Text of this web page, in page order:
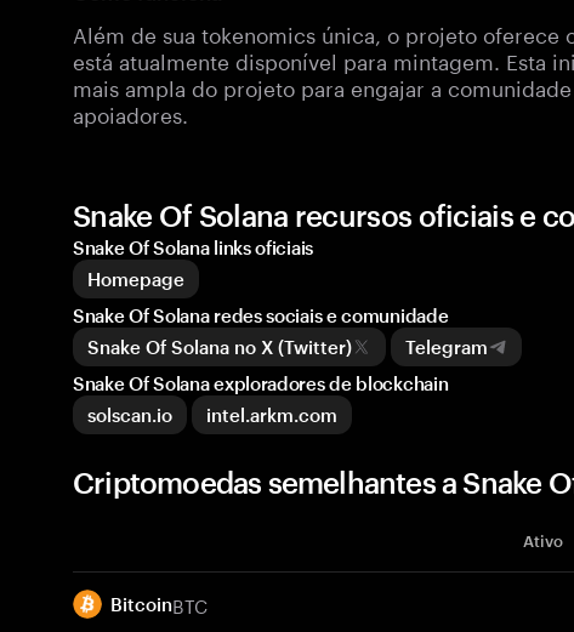
Além de sua tokenomics única, o projeto oferece
está atualmente disponível para mintagem. Esta
mais ampla do projeto para engajar a
apoiadores.
Snake Of Solana recursos oficiais e
Snake Of Solana links oficiais
Homepage
Snake Of Solana redes sociais e comunidade
Snake Of Solana no X (Twitter)
Telegram
Snake Of Solana exploradores de blockchain
solscan.io
intel.arkm.com
Criptomoedas semelhantes a Snake
Ativo
BitcoinBTC